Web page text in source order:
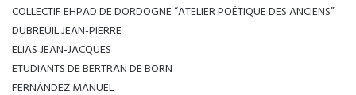
COLLECTIF EHPAD DE DORDOGNE “ATELIER POÉTIQUE DES ANCIENS”
DUBREUIL JEAN-PIERRE
ELIAS JEAN-JACQUES
ETUDIANTS DE BERTRAN DE BORN
FERNÁNDEZ MANUEL